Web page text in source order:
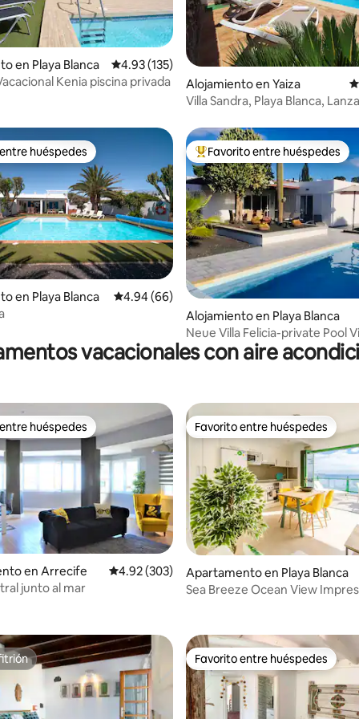
de 5, 16 reseñas
en Playa Blanca Calificación promedio: 4.93 de 5, 135 reseñas
4.93 (135)
Kenia piscina privada
Alojamiento en Yaiza
Villa Sandra, Playa Blanca,
de 5, 57 reseñas
huéspedes
huéspedes
en Playa Blanca Calificación promedio: 4.94 de 5, 66 reseñas
4.94 (66)
Favorito entre huéspedes
Favorito entre huéspedes
Alojamiento en Playa Blanca
Neue Villa Felicia-private Pool
Blanca
vacacionales con aire
de 5, 101 reseñas
huéspedes
huéspedes
en Arrecife Calificación promedio: 4.92 de 5, 303 reseñas
4.92 (303)
junto al mar
Favorito entre huéspedes
Favorito entre huéspedes
Apartamento en Playa Blanca
Sea Breeze Ocean View
Favorito entre huéspedes
Favorito entre huéspedes